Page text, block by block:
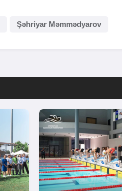
Şəhriyar Məmmədyarov